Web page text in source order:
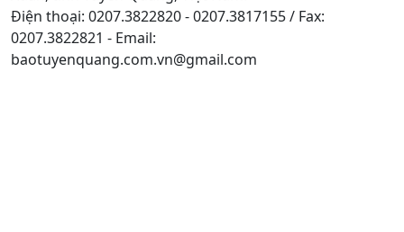
Điện thoại: 0207.3822820 - 0207.3817155 / Fax:
0207.3822821 - Email:
baotuyenquang.com.vn@gmail.com